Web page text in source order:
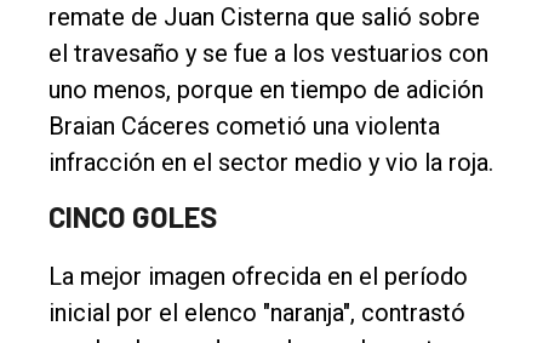
remate de Juan Cisterna que salió sobre
el travesaño y se fue a los vestuarios con
uno menos, porque en tiempo de adición
Braian Cáceres cometió una violenta
infracción en el sector medio y vio la roja.
CINCO GOLES
La mejor imagen ofrecida en el período
inicial por el elenco "naranja", contrastó